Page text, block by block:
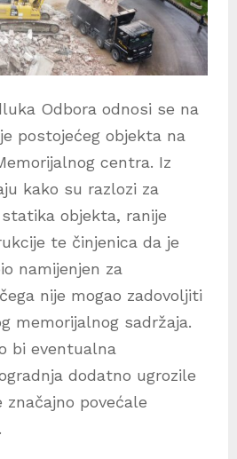
Odbora odnosi se na
postojećeg objekta na
centra. Iz
kako su razlozi za
objekta, ranije
te činjenica da je
namijenjen za
nije mogao zadovoljiti
memorijalnog sadržaja.
bi eventualna
dodatno ugrozile
povećale